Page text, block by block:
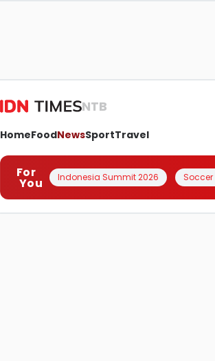
NTB
HomeFoodNewsSportTravel
For
You Indonesia Summit 2026 Soccer